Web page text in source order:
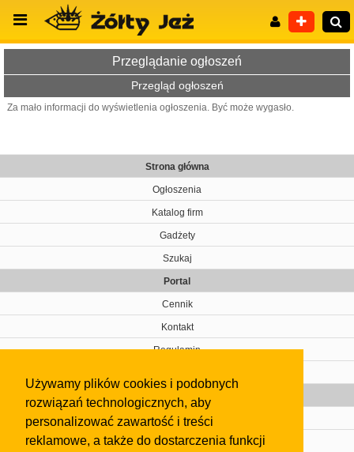
Używamy plików cookies i podobnych
rozwiązań technologicznych, aby
personalizować zawartość i treści
reklamowe, a także do dostarczenia funkcji
Przeglądanie ogłoszeń
Przegląd ogłoszeń
Za mało informacji do wyświetlenia ogłoszenia. Być może wygasło.
Strona główna
Ogłoszenia
Katalog firm
Gadżety
Szukaj
Portal
Cennik
Kontakt
Regulamin
Gazeta
Olkusz
Kontakt